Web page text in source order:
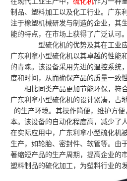
制品、塑料加工以及化工行业。广东
注于橡塑机械研发与制造的企业，其
能的特点，在市场上获得了广泛认可
型硫化机的优势及其在工业
广东利拿小型硫化机以其卓越的性能
的青睐。该设备采用先进的温控系统
度和时间，从而确保产品的质量一致
相比同类产品更加节能环保，符
广东利拿小型硫化机的设计紧凑，占
的生产环境。其操作简便，维护方
本。该设备的自动化程度高，减少了
在实际应用中，广东利拿小型硫化机
生产，如轮胎、密封件、软管等。由
著缩短产品的生产周期，提高企业的
塑料制品的硫化加工，为塑料行业的